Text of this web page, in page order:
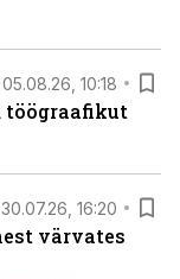
05.08.26, 10:18
töögraafikut
30.07.26, 16:20
värvates